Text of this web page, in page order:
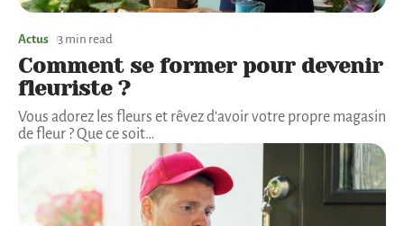
Actus 3 min read
Comment se former pour devenir
fleuriste ?
Vous adorez les fleurs et rêvez d'avoir votre propre magasin
de fleur ? Que ce soit…